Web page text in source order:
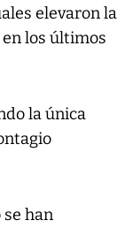
elevaron la
los últimos
la única
han